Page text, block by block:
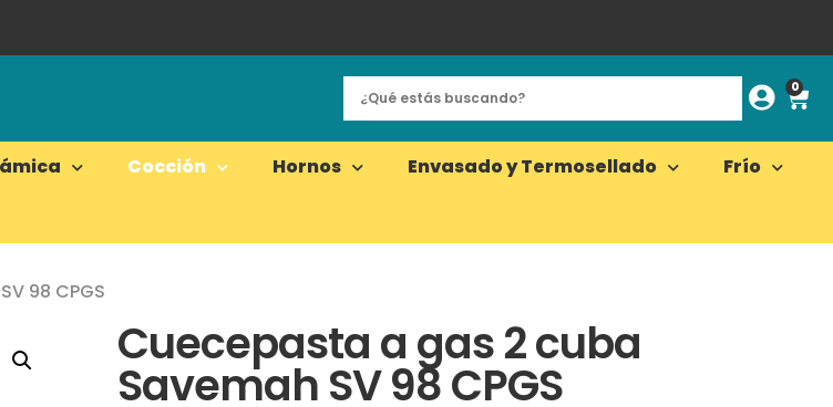
0
Cocción Hornos Envasado y Termosellado
Frío
98 CPGS
Cuecepasta a gas 2 cuba
Savemah SV 98 CPGS